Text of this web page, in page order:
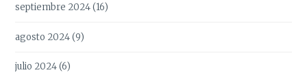
septiembre 2024(16)
agosto 2024(9)
julio 2024(6)